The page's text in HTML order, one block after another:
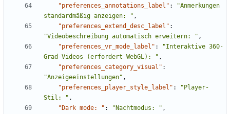
"preferences_annotations_label" :
"Anmerkungen
standardmäßig anzeigen: " ,
"preferences_extend_desc_label" :
"Videobeschreibung automatisch erweitern: " ,
"preferences_vr_mode_label" :
"Interaktive 360-
Grad-Videos (erfordert WebGL): " ,
"preferences_category_visual" :
"Anzeigeeinstellungen" ,
"preferences_player_style_label" :
"Player-
Stil: " ,
"Dark mode: " : "Nachtmodus: " ,